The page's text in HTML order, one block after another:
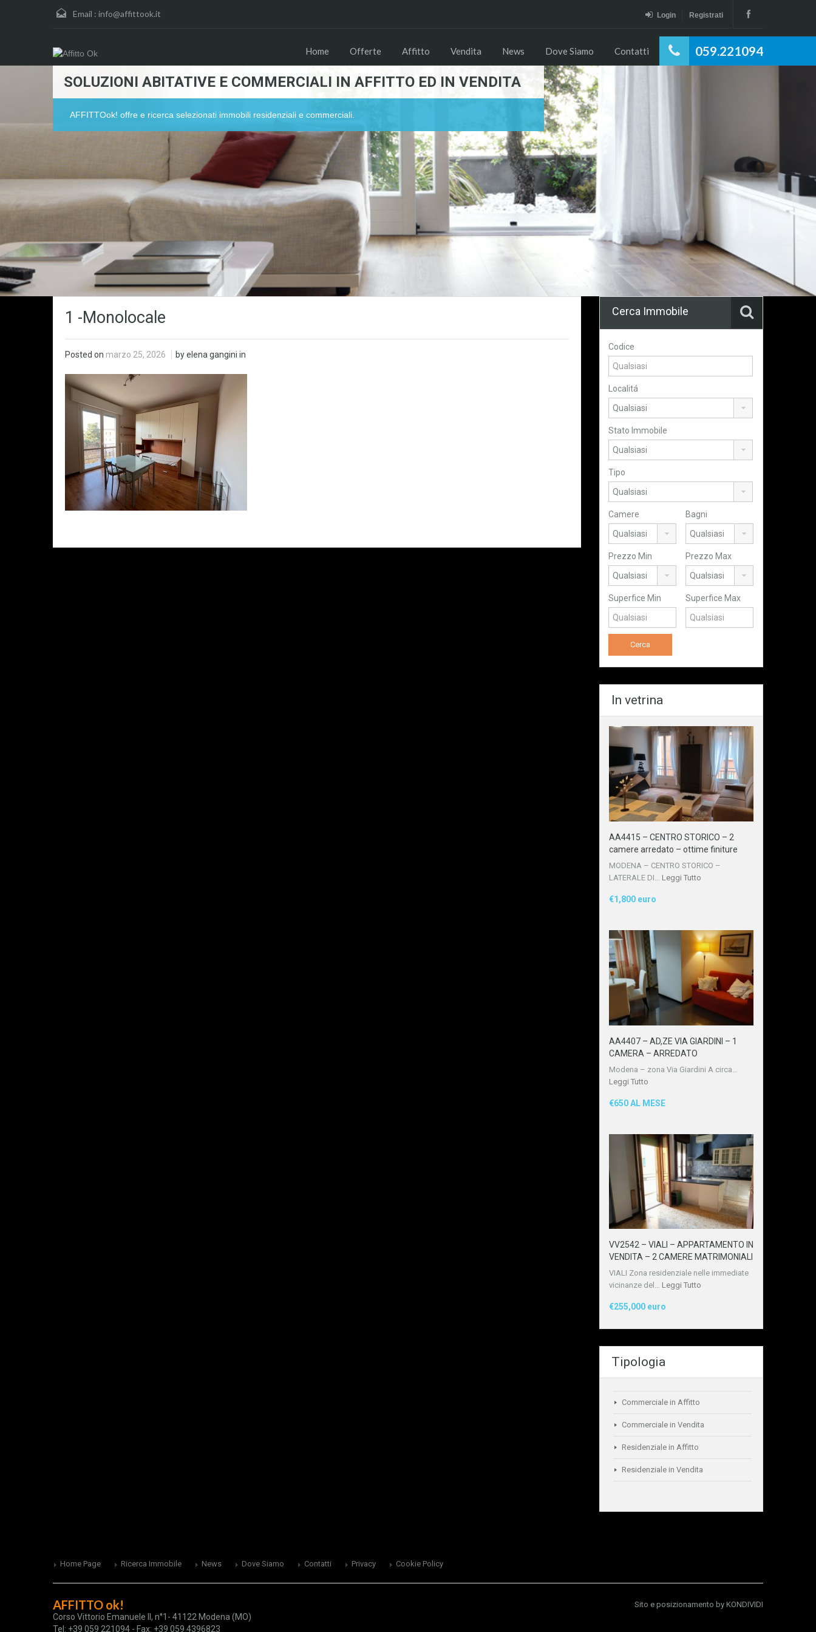
Email : info@affittook.it Login Registrati
059.221094
Home Offerte Affitto Vendita News Dove Siamo Contatti
SOLUZIONI ABITATIVE E COMMERCIALI IN AFFITTO ED IN VENDITA
AFFITTOok! offre e ricerca selezionati immobili residenziali e commerciali.
1 -Monolocale
Posted on marzo 25, 2026 by elena gangini in
Cerca Immobile
Codice
Localitá
Stato Immobile
Tipo
Camere Bagni
Prezzo Min Prezzo Max
Superfice Min Superfice Max
In vetrina
AA4415 – CENTRO STORICO – 2
camere arredato – ottime finiture
MODENA – CENTRO STORICO –
LATERALE DI… Leggi Tutto
€1,800 euro
AA4407 – AD,ZE VIA GIARDINI – 1
CAMERA – ARREDATO
Modena – zona Via Giardini A circa…
Leggi Tutto
€650 AL MESE
VV2542 – VIALI – APPARTAMENTO IN
VENDITA – 2 CAMERE MATRIMONIALI
VIALI Zona residenziale nelle immediate
vicinanze del… Leggi Tutto
€255,000 euro
Tipologia
Commerciale in Affitto
Commerciale in Vendita
Residenziale in Affitto
Residenziale in Vendita
Home Page Ricerca Immobile News Dove Siamo Contatti Privacy Cookie Policy
AFFITTO ok!
Corso Vittorio Emanuele II, n°1- 41122 Modena (MO)
Tel: +39 059 221094 - Fax: +39 059 4396823
Sito e posizionamento by KONDIVIDI